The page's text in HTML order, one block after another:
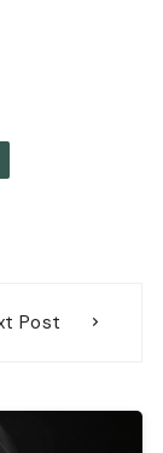
Post